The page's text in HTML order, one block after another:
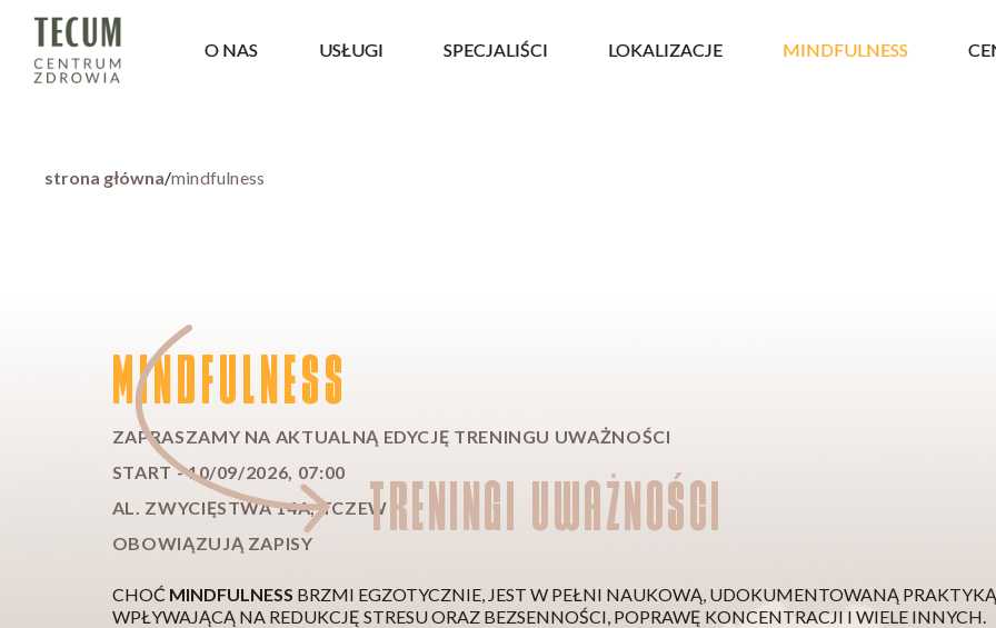
O NAS USŁUGI SPECJALIŚCI LOKALIZACJE MINDFULNESS
strona główna/mindfulness
MINDFULNESS
ZAPRASZAMY NA AKTUALNĄ EDYCJĘ TRENINGU UWAŻNOŚCI
START - 10/09/2026, 07:00
AL. ZWYCIĘSTWA 14A, TCZEW
OBOWIĄZUJĄ ZAPISY
CHOĆ MINDFULNESS BRZMI EGZOTYCZNIE, JEST W PEŁNI NAUKOWĄ, UDOKUMENTOWANĄ PRAKTYKĄ
WPŁYWAJĄCĄ NA REDUKCJĘ STRESU ORAZ BEZSENNOŚCI, POPRAWĘ KONCENTRACJI I WIELE INNYCH.
TRENINGI UWAŻNOŚCI